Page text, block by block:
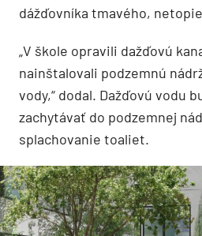
dážďovníka tmavého,
„V škole opravili dažďovú
nainštalovali podzemnú
vody,“ dodal. Dažďovú vodu
zachytávať do podzemnej
splachovanie toaliet.